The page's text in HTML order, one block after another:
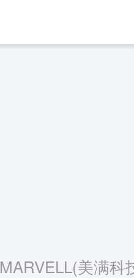
MARVELL(美满科